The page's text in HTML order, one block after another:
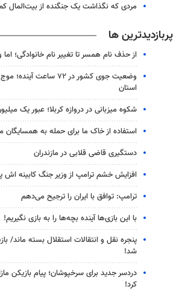
مردی که نگذاشت یک جنگنده از بیت‌المال
پربازدیدترین ها
از حذف نام همسر تا تغییر نام خانوادگی؛
استان
شکوه میزبانی در دروازه کربلا؛ عبور یک
استفاده از خاک ما برای حمله به
دستگیری قاضی قلابی در مازندران
افزایش خشم ترامپ از وزیر جنگ کابینه اش
ترامپ: توافق با ایران را ترجیح می‌دهم
با این بازی‌ها آینده بچه‌ها را به بازی نگیریم!
پنجره‌ نقل و انتقالات استقلال بسته ماند/
شد!
دردسر جدید برای سرخپوشان؛ پیام بازیکن
کرد!